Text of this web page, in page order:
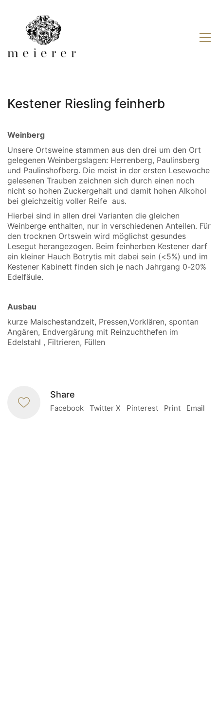
Kestener Riesling feinherb
Weinberg
Unsere Ortsweine stammen aus den drei um den Ort
gelegenen Weinbergslagen: Herrenberg, Paulinsberg
und Paulinshofberg. Die meist in der ersten Lesewoche
gelesenen Trauben zeichnen sich durch einen noch
nicht so hohen Zuckergehalt und damit hohen Alkohol
bei gleichzeitig voller Reife aus.
Hierbei sind in allen drei Varianten die gleichen
Weinberge enthalten, nur in verschiedenen Anteilen. Für
den trocknen Ortswein wird möglichst gesundes
Lesegut herangezogen. Beim feinherben Kestener darf
ein kleiner Hauch Botrytis mit dabei sein (<5%) und im
Kestener Kabinett finden sich je nach Jahrgang 0-20%
Edelfäule.
Ausbau
kurze Maischestandzeit, Pressen,Vorklären, spontan
Angären, Endvergärung mit Reinzuchthefen im
Edelstahl , Filtrieren, Füllen
Share
Facebook Twitter X Pinterest Print Email